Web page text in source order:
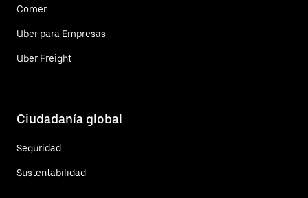
Comer
Uber para Empresas
Uber Freight
Ciudadanía global
Seguridad
Sustentabilidad